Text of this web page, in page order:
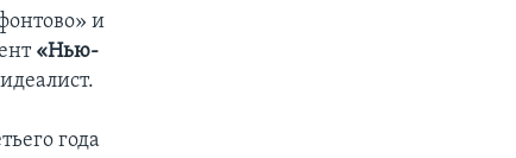
и
«Нью-
года